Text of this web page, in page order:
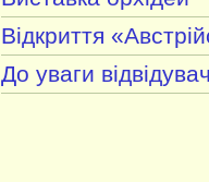
Відкриття
До уваги